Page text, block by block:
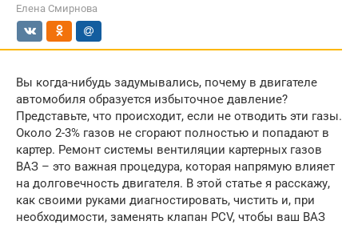
Елена Смирнова
Вы когда-нибудь задумывались, почему в двигателе
автомобиля образуется избыточное давление?
Представьте, что происходит, если не отводить эти газы.
Около 2-3% газов не сгорают полностью и попадают в
картер. Ремонт системы вентиляции картерных газов
ВАЗ – это важная процедура, которая напрямую влияет
на долговечность двигателя. В этой статье я расскажу,
как своими руками диагностировать, чистить и, при
необходимости, заменять клапан PCV, чтобы ваш ВАЗ